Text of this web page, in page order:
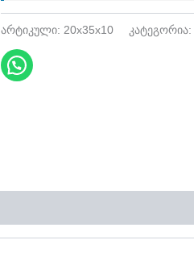
არტიკული: 20x35x10 კატეგორია: